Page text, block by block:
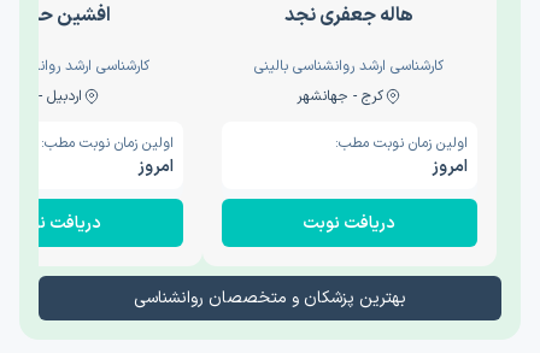
هاله جعفری نجد
کارشناسی ارشد روانشناسی بالینی
کرج - جهانشهر
اولین زمان نوبت مطب:
امروز
دریافت نوبت
افشین
کارشناسی ارشد
اردبیل - والی
اولین زمان نوبت مطب:
امروز
دریافت نوبت
بهترین پزشکان و متخصصان روانشناسی